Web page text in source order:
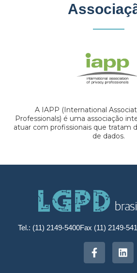
A IAPP (International
Professionals) é uma associação
atuar com profissionais que tratam
de dados.
Tel.: (11) 2149-5400Fax (11) 2149-